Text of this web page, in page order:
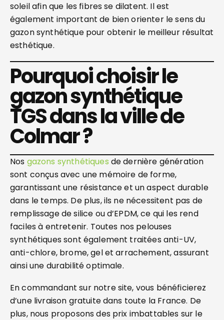
soleil afin que les fibres se dilatent. Il est
également important de bien orienter le sens du
gazon synthétique pour obtenir le meilleur résultat
esthétique.
Pourquoi choisir le
gazon synthétique
TGS dans la ville de
Colmar ?
Nos gazons synthétiques de dernière génération
sont conçus avec une mémoire de forme,
garantissant une résistance et un aspect durable
dans le temps. De plus, ils ne nécessitent pas de
remplissage de silice ou d’EPDM, ce qui les rend
faciles à entretenir. Toutes nos pelouses
synthétiques sont également traitées anti-UV,
anti-chlore, brome, gel et arrachement, assurant
ainsi une durabilité optimale.
En commandant sur notre site, vous bénéficierez
d’une livraison gratuite dans toute la France. De
plus, nous proposons des prix imbattables sur le